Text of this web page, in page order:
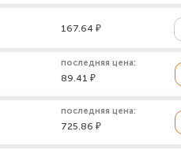
167.64 ₽
последняя цена:
89.41 ₽
последняя цена:
725.86 ₽